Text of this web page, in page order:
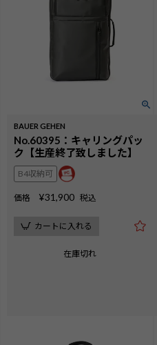
BAUER GEHEN
No.60395：キャリングパッ
ク【生産終了致しました】
B4収納可
価格 ¥31,900 税込
カートに入れる
在庫切れ